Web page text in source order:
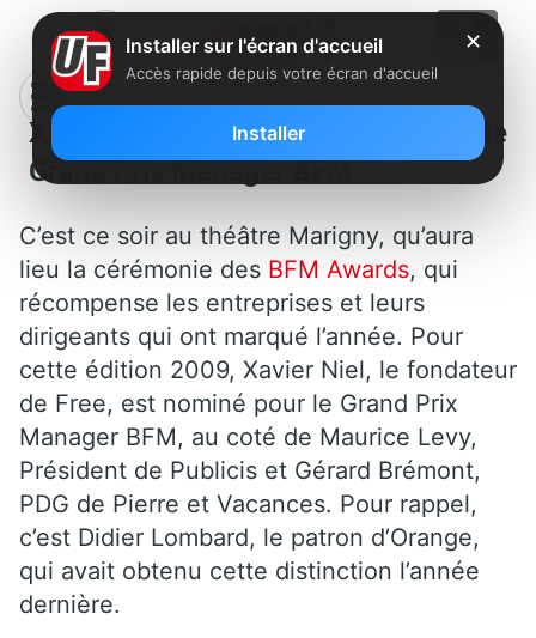
Xavier Niel en lice ce soir pour le
Grand Prix Manager BFM
C’est ce soir au théâtre Marigny, qu’aura
lieu la cérémonie des BFM Awards, qui
récompense les entreprises et leurs
dirigeants qui ont marqué l’année. Pour
cette édition 2009, Xavier Niel, le fondateur
de Free, est nominé pour le Grand Prix
Manager BFM, au coté de Maurice Levy,
Président de Publicis et Gérard Brémont,
PDG de Pierre et Vacances. Pour rappel,
c’est Didier Lombard, le patron d’Orange,
qui avait obtenu cette distinction l’année
dernière.
✕
Installer sur l'écran d'accueil
Accès rapide depuis votre écran d'accueil
Installer